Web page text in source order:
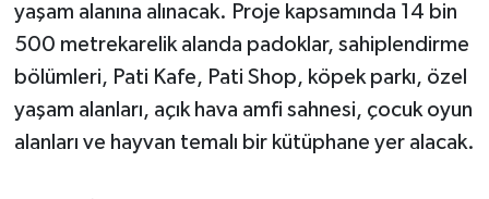
yaşam alanına alınacak. Proje kapsamında 14 bin
500 metrekarelik alanda padoklar, sahiplendirme
bölümleri, Pati Kafe, Pati Shop, köpek parkı, özel
yaşam alanları, açık hava amfi sahnesi, çocuk oyun
alanları ve hayvan temalı bir kütüphane yer alacak.